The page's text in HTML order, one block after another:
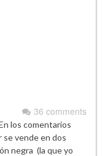
36 comments
los comentarios
se vende en dos
negra (la que yo